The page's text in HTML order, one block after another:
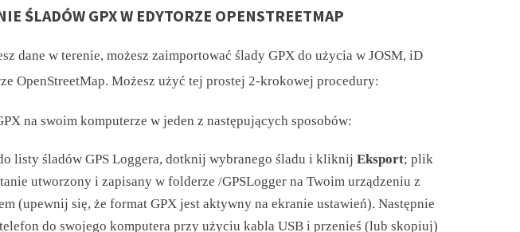
ŚLADÓW GPX W EDYTORZE OPENSTREETMAP
dane w terenie, możesz zaimportować ślady GPX do użycia w JOSM, iD
OpenStreetMap. Możesz użyć tej prostej 2-krokowej procedury:
na swoim komputerze w jeden z następujących sposobów:
listy śladów GPS Loggera, dotknij wybranego śladu i kliknij Eksport; plik
utworzony i zapisany w folderze /GPSLogger na Twoim urządzeniu z
(upewnij się, że format GPX jest aktywny na ekranie ustawień). Następnie
do swojego komputera przy użyciu kabla USB i przenieś (lub skopiuj)